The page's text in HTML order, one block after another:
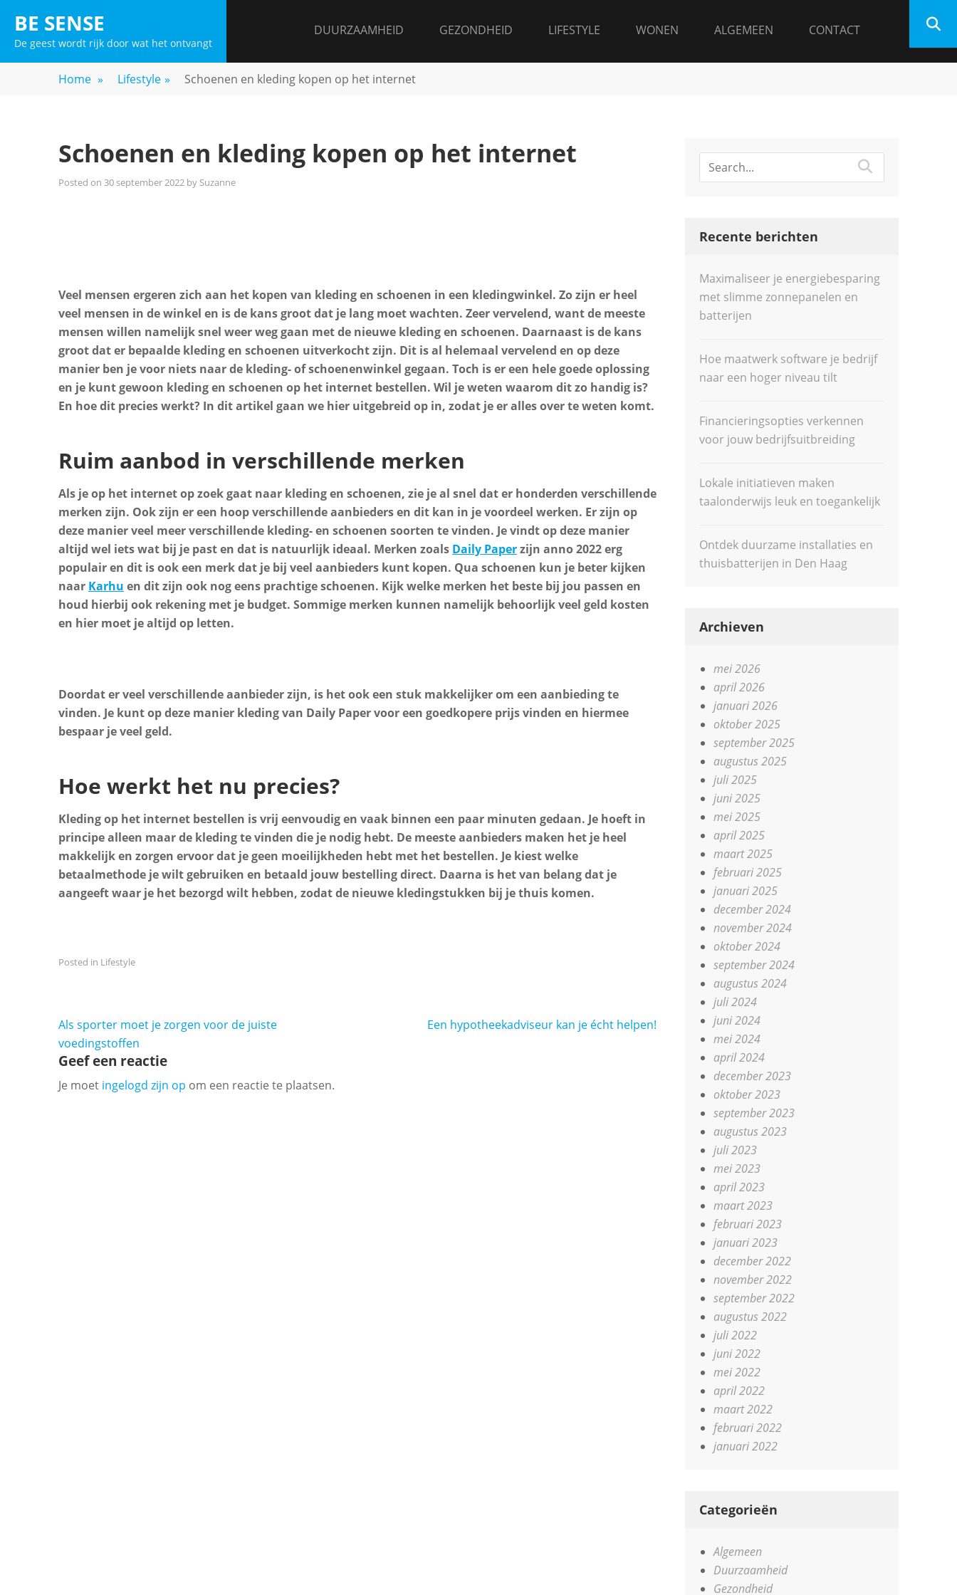
content
BE SENSE
De geest wordt rijk door wat het ontvangt
DUURZAAMHEID GEZONDHEID LIFESTYLE WONEN ALGEMEEN CONTACT
Home » Lifestyle » Schoenen en kleding kopen op het internet
Schoenen en kleding kopen op het internet
Posted on 30 september 2022 by Suzanne
Veel mensen ergeren zich aan het kopen van kleding en schoenen in een kledingwinkel. Zo zijn er heel
veel mensen in de winkel en is de kans groot dat je lang moet wachten. Zeer vervelend, want de meeste
mensen willen namelijk snel weer weg gaan met de nieuwe kleding en schoenen. Daarnaast is de kans
groot dat er bepaalde kleding en schoenen uitverkocht zijn. Dit is al helemaal vervelend en op deze
manier ben je voor niets naar de kleding- of schoenenwinkel gegaan. Toch is er een hele goede oplossing
en je kunt gewoon kleding en schoenen op het internet bestellen. Wil je weten waarom dit zo handig is?
En hoe dit precies werkt? In dit artikel gaan we hier uitgebreid op in, zodat je er alles over te weten komt.
Ruim aanbod in verschillende merken
Als je op het internet op zoek gaat naar kleding en schoenen, zie je al snel dat er honderden verschillende
merken zijn. Ook zijn er een hoop verschillende aanbieders en dit kan in je voordeel werken. Er zijn op
deze manier veel meer verschillende kleding- en schoenen soorten te vinden. Je vindt op deze manier
altijd wel iets wat bij je past en dat is natuurlijk ideaal. Merken zoals Daily Paperzijn anno 2022 erg
populair en dit is ook een merk dat je bij veel aanbieders kunt kopen. Qua schoenen kun je beter kijken
naar Karhu en dit zijn ook nog eens prachtige schoenen. Kijk welke merken het beste bij jou passen en
houd hierbij ook rekening met je budget. Sommige merken kunnen namelijk behoorlijk veel geld kosten
en hier moet je altijd op letten.
Doordat er veel verschillende aanbieder zijn, is het ook een stuk makkelijker om een aanbieding te
vinden. Je kunt op deze manier kleding van Daily Paper voor een goedkopere prijs vinden en hiermee
bespaar je veel geld.
Hoe werkt het nu precies?
Kleding op het internet bestellen is vrij eenvoudig en vaak binnen een paar minuten gedaan. Je hoeft in
principe alleen maar de kleding te vinden die je nodig hebt. De meeste aanbieders maken het je heel
makkelijk en zorgen ervoor dat je geen moeilijkheden hebt met het bestellen. Je kiest welke
betaalmethode je wilt gebruiken en betaald jouw bestelling direct. Daarna is het van belang dat je
aangeeft waar je het bezorgd wilt hebben, zodat de nieuwe kledingstukken bij je thuis komen.
Posted in Lifestyle
Bericht
navigatie
Als sporter moet je zorgen voor de juiste
voedingstoffen
Een hypotheekadviseur kan je écht helpen!
Geef een reactie
Je moet ingelogd zijn op om een reactie te plaatsen.
Recente berichten
Maximaliseer je energiebesparing
met slimme zonnepanelen en
batterijen
Hoe maatwerk software je bedrijf
naar een hoger niveau tilt
Financieringsopties verkennen
voor jouw bedrijfsuitbreiding
Lokale initiatieven maken
taalonderwijs leuk en toegankelijk
Ontdek duurzame installaties en
thuisbatterijen in Den Haag
Archieven
mei 2026
april 2026
januari 2026
oktober 2025
september 2025
augustus 2025
juli 2025
juni 2025
mei 2025
april 2025
maart 2025
februari 2025
januari 2025
december 2024
november 2024
oktober 2024
september 2024
augustus 2024
juli 2024
juni 2024
mei 2024
april 2024
december 2023
oktober 2023
september 2023
augustus 2023
juli 2023
mei 2023
april 2023
maart 2023
februari 2023
januari 2023
december 2022
november 2022
september 2022
augustus 2022
juli 2022
juni 2022
mei 2022
april 2022
maart 2022
februari 2022
januari 2022
Categorieën
Algemeen
Duurzaamheid
Gezondheid